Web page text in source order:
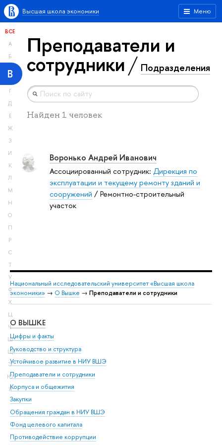
Меню
Высшая школа экономики
ВСЕ
А
Б
В
Г
Д
Е
Ж
З
И
К
Л
М
Н
О
П
Р
С
Т
У
Ф
Х
Ц
Ч
Ш
Щ
Э
Ю
Я
Преподаватели и
сотрудники Подразделения
Найден 1 человек
Воронько Андрей Иванович
Ассоциированный сотрудник: Дирекция по
эксплуатации и текущему ремонту зданий и
сооружений / Ремонтно-строительный
участок
Национальный исследовательский университет «Высшая школа
экономики» → О Вышке → Преподаватели и сотрудники
О ВЫШКЕ
Цифры и факты
Руководство и структура
Устойчивое развитие в НИУ ВШЭ
Преподаватели и сотрудники
Корпуса и общежития
Закупки
Обращения граждан в НИУ ВШЭ
Фонд целевого капитала
Противодействие коррупции